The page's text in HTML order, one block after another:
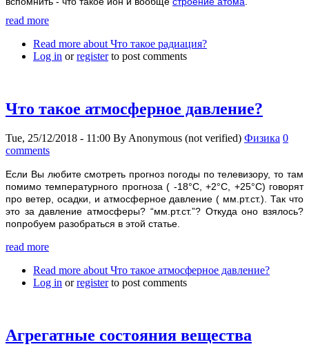
read more
Read more about Что такое радиация?
Log in orregisterto post comments
Что такое атмосферное давление?
Tue, 25/12/2018 - 11:00 By Anonymous (not verified) Физика 0
comments
Если Вы любите смотреть прогноз погоды по телевизору, то там
помимо температурного прогноза ( -18°С, +2°С, +25°С) говорят
про ветер, осадки, и атмосферное давление ( мм.рт.ст.). Так что
это за давление атмосферы? “мм.рт.ст.”? Откуда оно взялось?
попробуем разобраться в этой статье.
read more
Read more about Что такое атмосферное давление?
Log in orregisterto post comments
Агрегатные состояния вещества